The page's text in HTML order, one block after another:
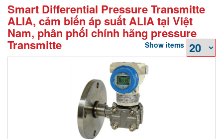
Smart Differential Pressure Transmitte
ALIA, cảm biến áp suất ALIA tại Việt
Nam, phân phối chính hãng pressure
Transmitte Show items